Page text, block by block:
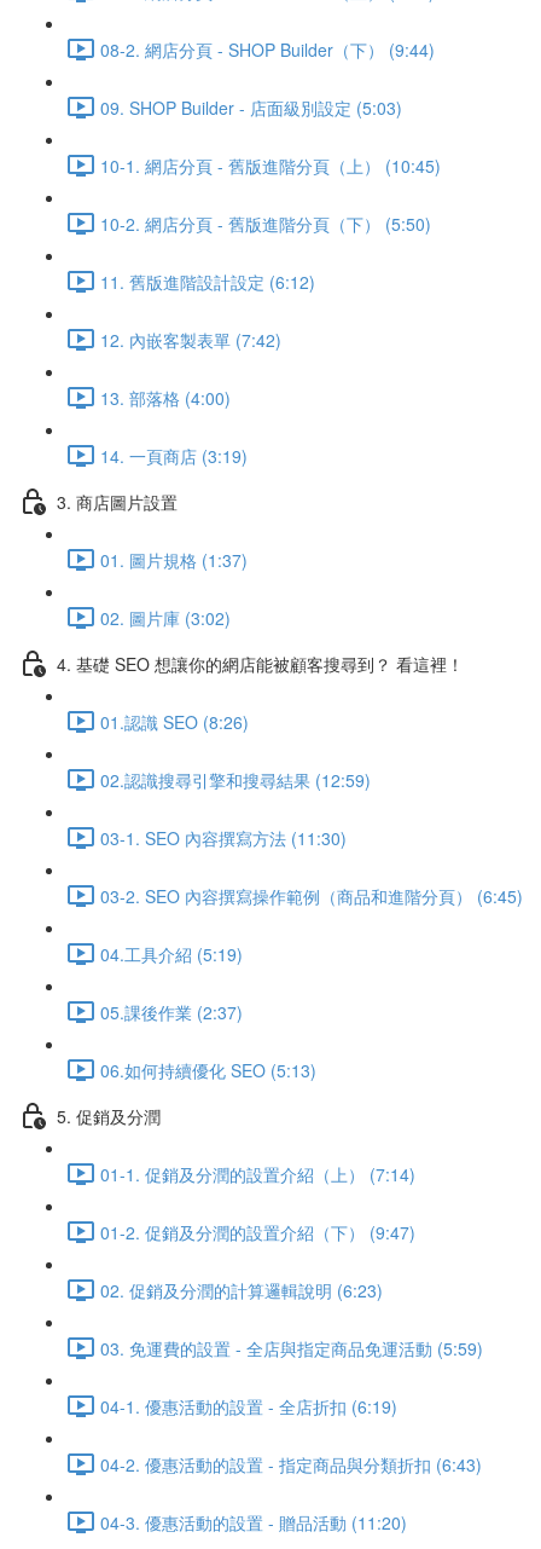
08-2. 網店分頁 - SHOP Builder（下） (9:44)
09. SHOP Builder - 店面級別設定 (5:03)
10-1. 網店分頁 - 舊版進階分頁（上） (10:45)
10-2. 網店分頁 - 舊版進階分頁（下） (5:50)
11. 舊版進階設計設定 (6:12)
12. 內嵌客製表單 (7:42)
13. 部落格 (4:00)
14. 一頁商店 (3:19)
3. 商店圖片設置
01. 圖片規格 (1:37)
02. 圖片庫 (3:02)
4. 基礎 SEO 想讓你的網店能被顧客搜尋到？ 看這裡！
01.認識 SEO (8:26)
02.認識搜尋引擎和搜尋結果 (12:59)
03-1. SEO 內容撰寫方法 (11:30)
03-2. SEO 內容撰寫操作範例（商品和進階分頁） (6:45)
04.工具介紹 (5:19)
05.課後作業 (2:37)
06.如何持續優化 SEO (5:13)
5. 促銷及分潤
01-1. 促銷及分潤的設置介紹（上） (7:14)
01-2. 促銷及分潤的設置介紹（下） (9:47)
02. 促銷及分潤的計算邏輯說明 (6:23)
03. 免運費的設置 - 全店與指定商品免運活動 (5:59)
04-1. 優惠活動的設置 - 全店折扣 (6:19)
04-2. 優惠活動的設置 - 指定商品與分類折扣 (6:43)
04-3. 優惠活動的設置 - 贈品活動 (11:20)